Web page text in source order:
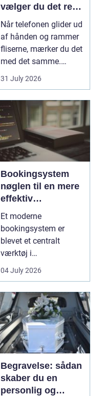
vælger du det rette
værksted
Når telefonen glider ud
af hånden og rammer
fliserne, mærker du det
med det samme.
Skærmen splintrer...
31 July 2026
Bookingsystem
nøglen til en mere
effektiv
klinikhverdag
Et moderne
bookingsystem er
blevet et centralt
værktøj i
sundhedssektoren.
Klinikker, praksis og
beh...
04 July 2026
Begravelse: sådan
skaber du en
personlig og